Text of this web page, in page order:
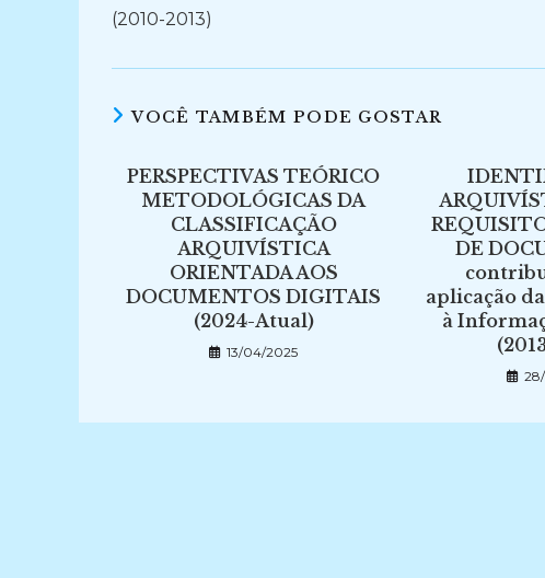
(2010-2013)
VOCÊ TAMBÉM PODE GOSTAR
PERSPECTIVAS TEÓRICO
METODOLÓGICAS DA
CLASSIFICAÇÃO
ARQUIVÍSTICA
ORIENTADA AOS
DOCUMENTOS DIGITAIS
(2024-Atual)
13/04/2025
DE
aplicação
à